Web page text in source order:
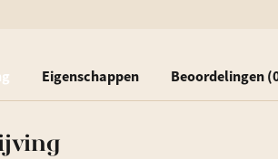
Eigenschappen Beoordelingen